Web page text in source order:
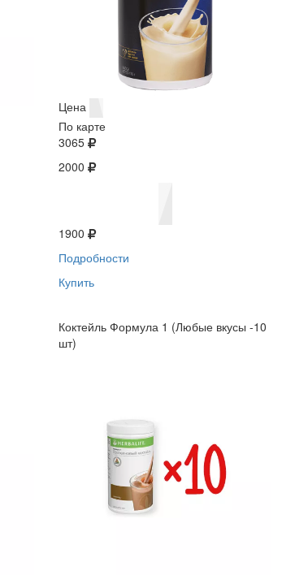
Цена
По карте
3065
2000
1900
Подробности
Купить
Коктейль Формула 1 (Любые вкусы -10
шт)